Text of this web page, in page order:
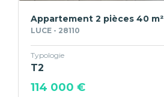
Appartement 2 pièces 40 m²
LUCE - 28110
Typologie
T2
114 000 €